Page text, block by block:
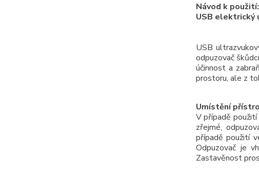
Návod k použití:
USB elektrický
USB
odpuzovač
účinnost a
prostoru, ale z
Umístění
V případě
zřejmé,
případě použití
Odpuzovač je
Zastavěnost